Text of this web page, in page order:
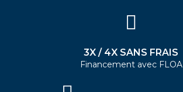
3X / 4X SANS FRAIS
Financement avec FLOA